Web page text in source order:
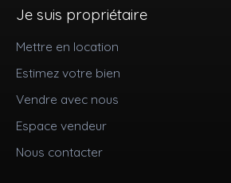
Je suis propriétaire
Mettre en location
Estimez votre bien
Vendre avec nous
Espace vendeur
Nous contacter